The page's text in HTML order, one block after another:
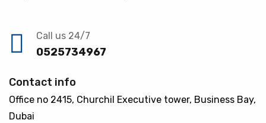
Call us 24/7
0525734967
Contact info
Office no 2415, Churchil Executive tower, Business Bay,
Dubai